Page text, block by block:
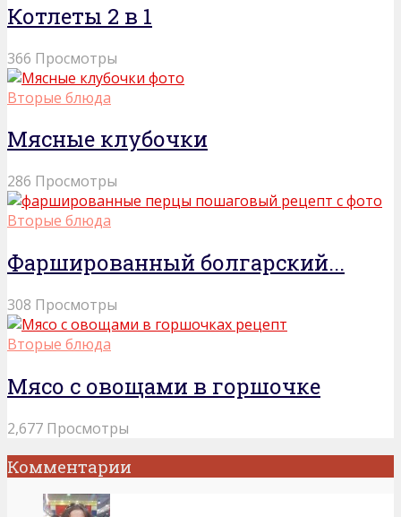
Котлеты 2 в 1
366 Просмотры
Вторые блюда
Мясные клубочки
286 Просмотры
Вторые блюда
Фаршированный болгарский...
308 Просмотры
Вторые блюда
Мясо с овощами в горшочке
2,677 Просмотры
Комментарии